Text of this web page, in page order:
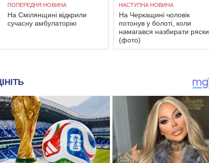
ПОПЕРЕДНЯ НОВИНА
На Смілянщині відкрили
сучасну амбулаторію
НАСТУПНА НОВИНА
На Черкащині чоловік
потонув у болоті, коли
намагався назбирати ряски
(фото)